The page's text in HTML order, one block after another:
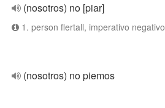
(nosotros) no [piar]
1. person flertall, imperativo negativo
(nosotros) no piemos